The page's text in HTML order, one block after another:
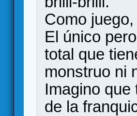
Como
El único
total que
monstruo ni
Imagino
de la